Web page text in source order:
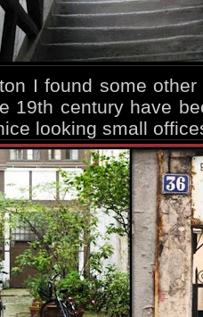
I found some
19th century have
looking small